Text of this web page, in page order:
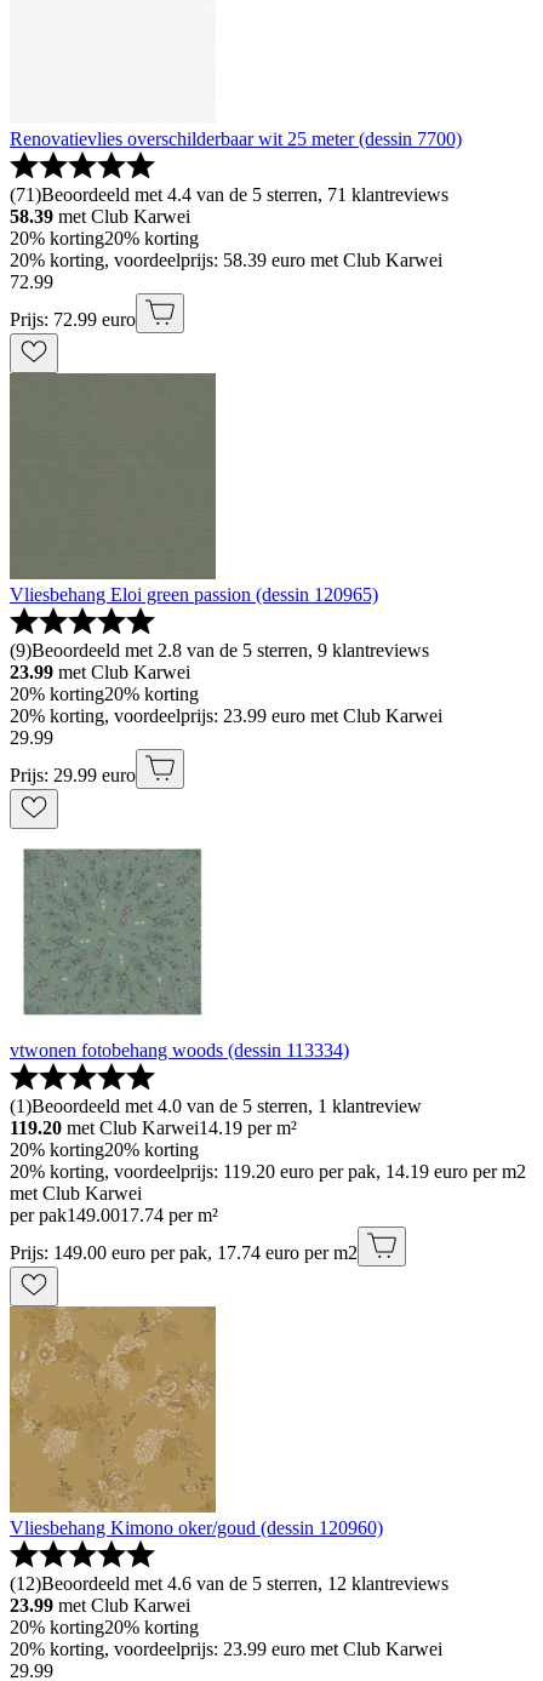
Renovatievlies overschilderbaar wit 25 meter (dessin 7700)
(71)Beoordeeld met 4.4 van de 5 sterren, 71 klantreviews
58.39 met Club Karwei
20% korting20% korting
20% korting, voordeelprijs: 58.39 euro met Club Karwei
72.99
Prijs: 72.99 euro
Vliesbehang Eloi green passion (dessin 120965)
(9)Beoordeeld met 2.8 van de 5 sterren, 9 klantreviews
23.99 met Club Karwei
20% korting20% korting
20% korting, voordeelprijs: 23.99 euro met Club Karwei
29.99
Prijs: 29.99 euro
vtwonen fotobehang woods (dessin 113334)
(1)Beoordeeld met 4.0 van de 5 sterren, 1 klantreview
119.20 met Club Karwei14.19 per m²
20% korting20% korting
20% korting, voordeelprijs: 119.20 euro per pak, 14.19 euro per m2
met Club Karwei
per pak149.0017.74 per m²
Prijs: 149.00 euro per pak, 17.74 euro per m2
Vliesbehang Kimono oker/goud (dessin 120960)
(12)Beoordeeld met 4.6 van de 5 sterren, 12 klantreviews
23.99 met Club Karwei
20% korting20% korting
20% korting, voordeelprijs: 23.99 euro met Club Karwei
29.99